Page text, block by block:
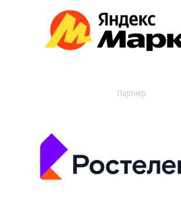
Партнер